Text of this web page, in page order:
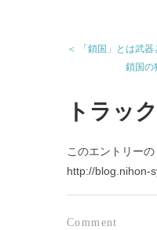
＜ 「鎖国」とは武
鎖国の
トラッ
このエントリー
http://blog.nihon-
Comment